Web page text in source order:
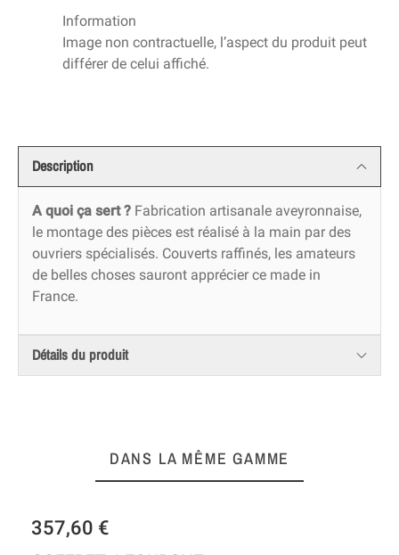
Information
Image non contractuelle, l’aspect du produit peut
différer de celui affiché.
Description
A quoi ça sert ? Fabrication artisanale aveyronnaise,
le montage des pièces est réalisé à la main par des
ouvriers spécialisés. Couverts raffinés, les amateurs
de belles choses sauront apprécier ce made in
France.
Détails du produit
DANS LA MÊME GAMME